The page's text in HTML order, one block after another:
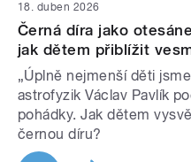
18. duben 2026
Černá díra jako
jak dětem přiblížit
„Úplně nejmenší děti
astrofyzik Václav Pavlík
pohádky. Jak dětem
černou díru?